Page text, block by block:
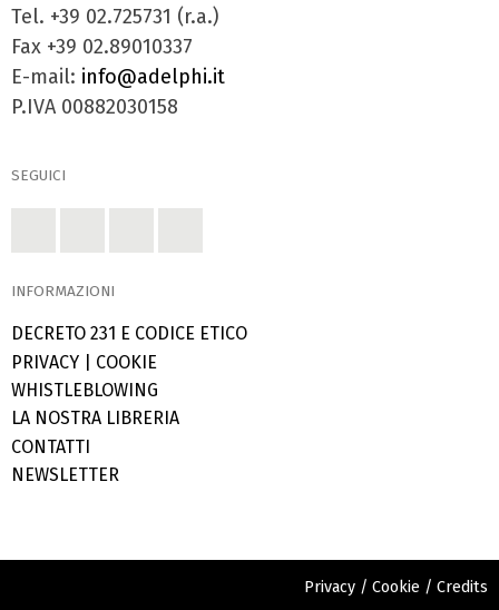
Tel. +39 02.725731 (r.a.)
Fax +39 02.89010337
E-mail: info@adelphi.it
P.IVA 00882030158
SEGUICI
INFORMAZIONI
DECRETO 231 E CODICE ETICO
PRIVACY
COOKIE
WHISTLEBLOWING
LA NOSTRA LIBRERIA
CONTATTI
NEWSLETTER
Privacy / Cookie / Credits